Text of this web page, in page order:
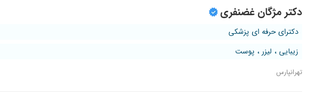
دکتر مژگان غضنفری
دکترای حرفه ای پزشکی
زیبایی ، لیزر ، پوست
تهرانپارس